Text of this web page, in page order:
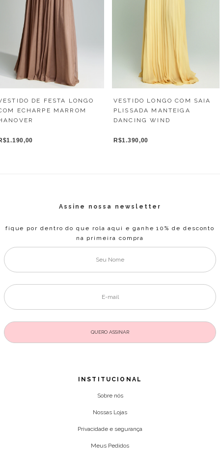
DE FESTA LONGO
ECHARPE MARROM
VESTIDO LONGO COM SAIA
PLISSADA MANTEIGA
DANCING WIND
R$1.390,00
Assine nossa newsletter
fique por dentro do que rola aqui e ganhe 10% de desconto
na primeira compra
INSTITUCIONAL
Sobre nós
Nossas Lojas
Privacidade e segurança
Meus Pedidos